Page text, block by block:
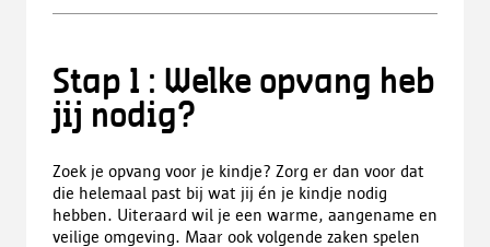
Stap 1 : Welke opvang heb
jij nodig?
Zoek je opvang voor je kindje? Zorg er dan voor dat
die helemaal past bij wat jij én je kindje nodig
hebben. Uiteraard wil je een warme, aangename en
veilige omgeving. Maar ook volgende zaken spelen